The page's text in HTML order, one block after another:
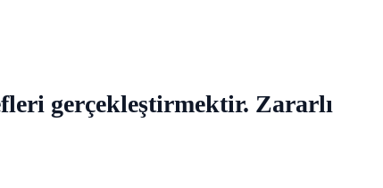
gerçekleştirmektir. Zararlı